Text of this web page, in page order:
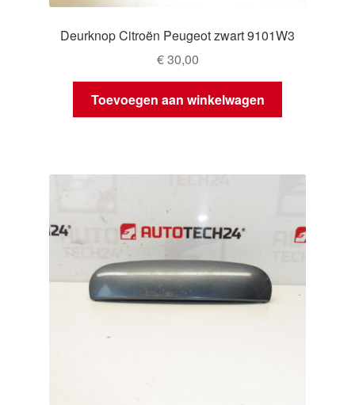
Deurknop Citroën Peugeot zwart 9101W3
€30,00
Toevoegen aan winkelwagen